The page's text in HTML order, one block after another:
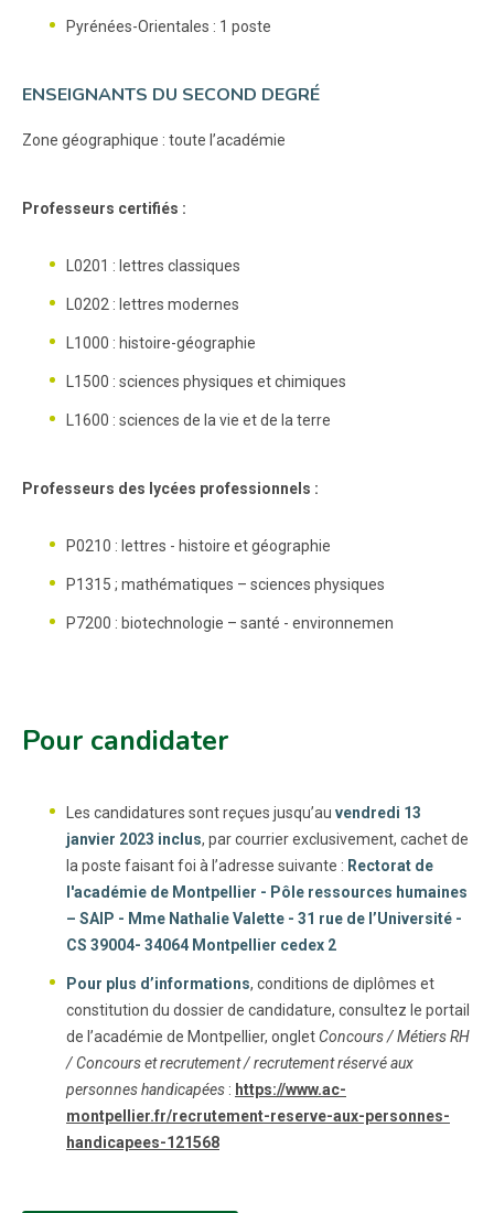
Pyrénées-Orientales : 1 poste
ENSEIGNANTS DU SECOND DEGRÉ
Zone géographique : toute l’académie
Professeurs certifiés :
L0201 : lettres classiques
L0202 : lettres modernes
L1000 : histoire-géographie
L1500 : sciences physiques et chimiques
L1600 : sciences de la vie et de la terre
Professeurs des lycées professionnels :
P0210 : lettres - histoire et géographie
P1315 ; mathématiques – sciences physiques
P7200 : biotechnologie – santé - environnemen
Pour candidater
Les candidatures sont reçues jusqu’au vendredi 13
janvier 2023 inclus, par courrier exclusivement, cachet de
la poste faisant foi à l’adresse suivante : Rectorat de
l'académie de Montpellier - Pôle ressources humaines
– SAIP - Mme Nathalie Valette - 31 rue de l’Université -
CS 39004- 34064 Montpellier cedex 2
Pour plus d’informations, conditions de diplômes et
constitution du dossier de candidature, consultez le portail
de l’académie de Montpellier, onglet Concours / Métiers RH
/ Concours et recrutement / recrutement réservé aux
personnes handicapées : https://www.ac-
montpellier.fr/recrutement-reserve-aux-personnes-
handicapees-121568